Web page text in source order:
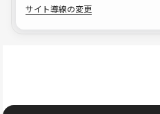
サイト導線の変更